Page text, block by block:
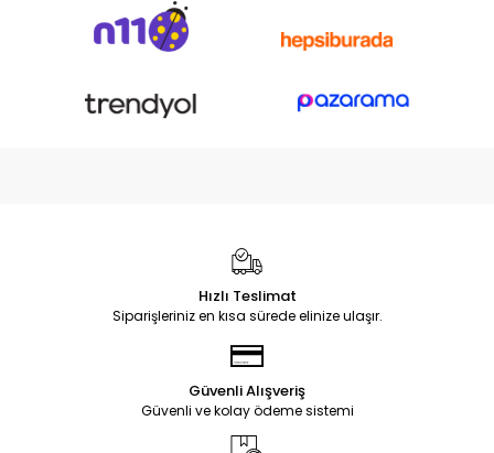
Hızlı Teslimat
Siparişleriniz en kısa sürede elinize ulaşır.
Güvenli Alışveriş
Güvenli ve kolay ödeme sistemi